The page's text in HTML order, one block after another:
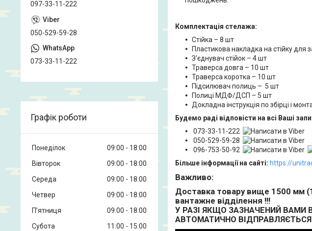
Комплектація стелажа:
Стійка – 8 шт
Пластикова накладка на стійку для
З'єднувач стійок – 4 шт
Траверса довга – 10 шт
Траверса коротка – 10 шт
Підсилювач полиць – 5 шт
Полиці МДФ/ДСП – 5 шт
Докладна інструкція по збірці і
Будемо раді відповісти на всі Ваші
073-33-11-222
050-529-59-28
096-753-50-92
Більше інформації на сайті: https://
Важливо:
Доставка товару вище 1500 мм
вантажне відділення !!!
У РАЗІ ЯКЩО ЗАЗНАЧЕНИЙ ВАМИ
АВТОМАТИЧНО
097-33-11-222
050-529-59-28
073-33-11-222
Графік роботи
Понеділок 09:00
18:00
Вівторок
09:00
18:00
Середа
09:00
18:00
Четвер
09:00
18:00
Пʼятниця
09:00
18:00
Субота
11:00
15:00